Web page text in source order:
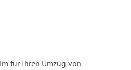
für Ihren Umzug von